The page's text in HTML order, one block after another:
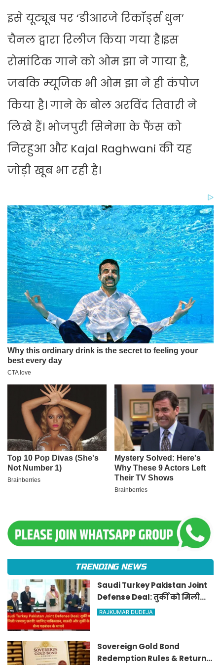
इसे यूट्यूब पर ‘डीआरजे रिकॉर्ड्स धुन’
चैनल द्वारा रिलीज किया गया है।इस
रोमांटिक गाने को ओम झा ने गाया है,
जबकि म्यूजिक भी ओम झा ने ही कंपोज
किया है। गाने के बोल अरविंद तिवारी ने
लिखे हैं। भोजपुरी सिनेमा के फैंस को
निरहुआ और Kajal Raghwani की यह
जोड़ी खूब भा रही है।
TRENDING NEWS
Saudi Turkey Pakistan Joint
Defense Deal: तुर्की को मिली
परमाणु छतरी! जानिए पाकिस्तान,
RAJKUMAR DUDEJA
Sovereign Gold Bond
Redemption Rules & Returns: